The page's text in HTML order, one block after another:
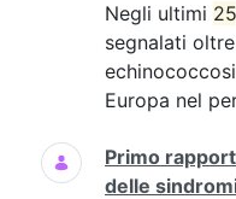
Negli ultimi 25
segnalati
Europa nel
Primo
delle